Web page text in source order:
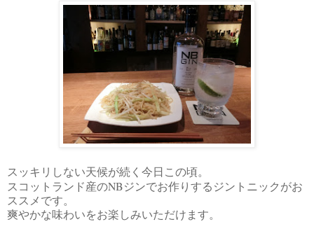
スッキリしない天候が続く今日この頃。
スコットランド産のNBジンでお作りするジントニックがお
ススメです。
爽やかな味わいをお楽しみいただけます。